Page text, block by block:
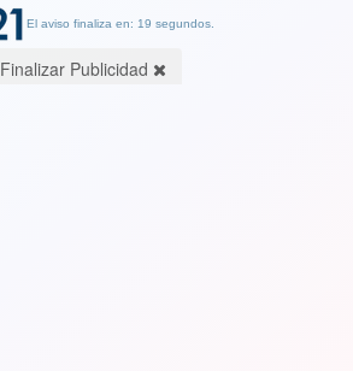
El aviso finaliza en: 19 segundos.
Finalizar Publicidad